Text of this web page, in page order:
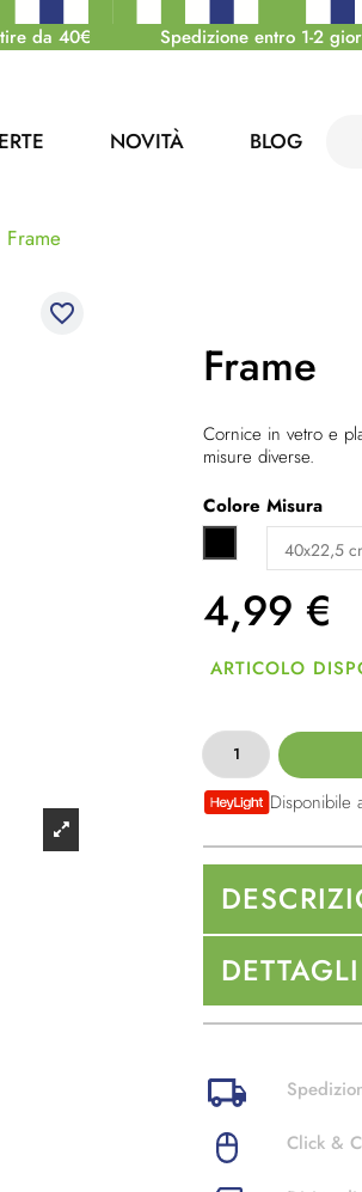
da 40€ Spedizione entro 1-2
NOVITÀ BLOG
Frame
favorite_border
Frame
Cornice in vetro e
misure diverse.
Colore Misura
4,99 €
ARTICOLO
Disponibile
Click &